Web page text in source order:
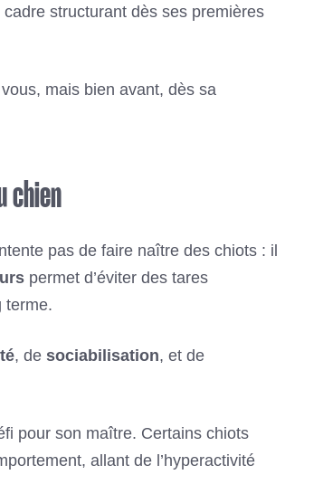
structurant dès ses premières
mais bien avant, dès sa
chien
pas de faire naître des chiots : il
permet d’éviter des tares
terme.
, de sociabilisation, et de
pour son maître. Certains chiots
allant de l’hyperactivité